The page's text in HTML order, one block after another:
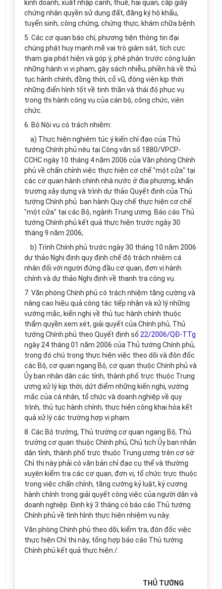
kinh doanh, xuất nhập cảnh, thuế, hải quan, cấp giấy
chứng nhận quyền sử dụng đất, đăng ký hộ khẩu,
tuyển sinh, công chứng, chứng thực, khám chữa bệnh.
5. Các cơ quan báo chí, phương tiện thông tin đại
chúng phát huy mạnh mẽ vai trò giám sát, tích cực
tham gia phát hiện và góp ý, phê phán trước công luận
những hành vi vi phạm, gây sách nhiễu, phiền hà về thủ
tục hành chính; đồng thời, cổ vũ, động viên kịp thời
những điển hình tốt về tinh thần và thái độ phục vụ
trong thi hành công vụ của cán bộ, công chức, viên
chức.
6. Bộ Nội vụ có trách nhiệm:
a) Thực hiện nghiêm túc ý kiến chỉ đạo của Thủ
tướng Chính phủ nêu tại Công văn số 1880/VPCP-
CCHC ngày 10 tháng 4 năm 2006 của Văn phòng Chính
phủ về chấn chỉnh việc thực hiện cơ chế "một cửa" tại
các cơ quan hành chính nhà nước ở địa phương; khẩn
trương xây dựng và trình dự thảo Quyết định của Thủ
tướng Chính phủ ban hành Quy chế thực hiện cơ chế
"một cửa" tại các Bộ, ngành Trung ương. Báo cáo Thủ
tướng Chính phủ kết quả thực hiện trước ngày 30
tháng 9 năm 2006;
b) Trình Chính phủ trước ngày 30 tháng 10 năm 2006
dự thảo Nghị định quy định chế độ trách nhiệm cá
nhân đối với người đứng đầu cơ quan, đơn vị hành
chính và dự thảo Nghị định về thanh tra công vụ.
7. Văn phòng Chính phủ có trách nhiệm tăng cường và
nâng cao hiệu quả công tác tiếp nhận và xử lý những
vướng mắc, kiến nghị về thủ tục hành chính thuộc
thẩm quyền xem xét, giải quyết của Chính phủ, Thủ
tướng Chính phủ theo Quyết định số 22/2006/QĐ-TTg
ngày 24 tháng 01 năm 2006 của Thủ tướng Chính phủ,
trong đó chú trọng thực hiện việc theo dõi và đôn đốc
các Bộ, cơ quan ngang Bộ, cơ quan thuộc Chính phủ và
Ủy ban nhân dân các tỉnh, thành phố trực thuộc Trung
ương xử lý kịp thời, dứt điểm những kiến nghị, vướng
mắc của cá nhân, tổ chức và doanh nghiệp về quy
trình, thủ tục hành chính; thực hiện công khai hóa kết
quả xử lý các trường hợp vi phạm.
8. Các Bộ trưởng, Thủ trưởng cơ quan ngang Bộ, Thủ
trưởng cơ quan thuộc Chính phủ, Chủ tịch Ủy ban nhân
dân tỉnh, thành phố trực thuộc Trung ương trên cơ sở
Chỉ thị này phải có văn bản chỉ đạo cụ thể và thường
xuyên kiểm tra các cơ quan, đơn vị, tổ chức trực thuộc
trong việc chấn chỉnh, tăng cường kỷ luật, kỷ cương
hành chính trong giải quyết công việc của người dân và
doanh nghiệp. Định kỳ 3 tháng có báo cáo Thủ tướng
Chính phủ về tình hình thực hiện nhiệm vụ này.
Văn phòng Chính phủ theo dõi, kiểm tra, đôn đốc việc
thực hiện Chỉ thị này, tổng hợp báo cáo Thủ tướng
Chính phủ kết quả thực hiện./.
THỦ TƯỚNG